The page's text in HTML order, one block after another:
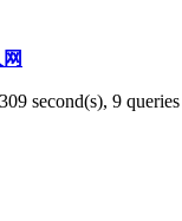
second(s), 9